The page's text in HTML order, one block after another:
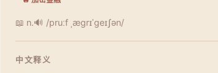
📖 n.🔊 /pruːf ˌæɡrɪˈɡeɪʃən/
中文释义